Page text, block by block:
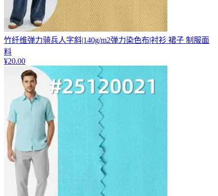
竹纤维弹力骑兵人字斜|140g/m2弹力染色布|衬衫 裙子 制服面
料
¥20.00